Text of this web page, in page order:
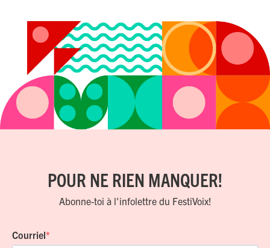
POUR NE RIEN MANQUER!
Abonne-toi à l'infolettre du FestiVoix!
Courriel